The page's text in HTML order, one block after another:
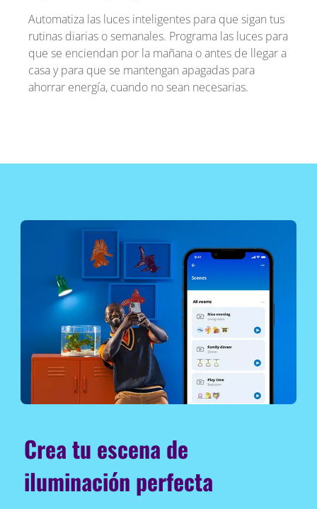
Automatiza las luces inteligentes para que sigan tus
rutinas diarias o semanales. Programa las luces para
que se enciendan por la mañana o antes de llegar a
casa y para que se mantengan apagadas para
ahorrar energía, cuando no sean necesarias.
Crea tu escena de
iluminación perfecta